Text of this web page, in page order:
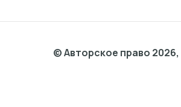
© Авторское право 2026,